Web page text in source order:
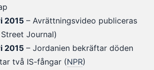
2015 – Avrättningsvideo publiceras
Journal)
2015 – Jordanien bekräftar döden
två IS-fångar (NPR)